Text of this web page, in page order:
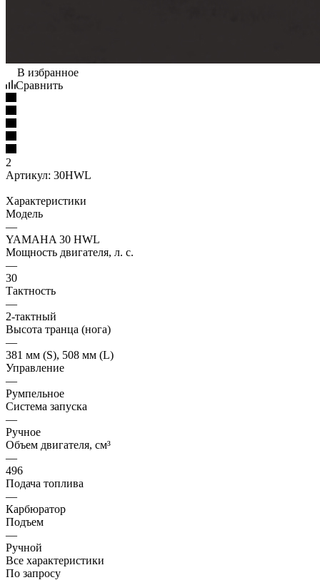
В избранное
Сравнить
2
Артикул: 30HWL
Характеристики
Модель
—
YAMAHA 30 HWL
Мощность двигателя, л. с.
—
30
Тактность
—
2-тактный
Высота транца (нога)
—
381 мм (S), 508 мм (L)
Управление
—
Румпельное
Система запуска
—
Ручное
Объем двигателя, см³
—
496
Подача топлива
—
Карбюратор
Подъем
—
Ручной
Все характеристики
По запросу